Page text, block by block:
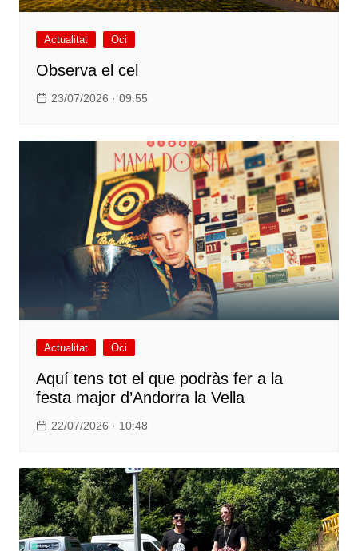
Actualitat Oci
Observa el cel
23/07/2026 · 09:55
Actualitat Oci
Aquí tens tot el que podràs fer a la
festa major d’Andorra la Vella
22/07/2026 · 10:48